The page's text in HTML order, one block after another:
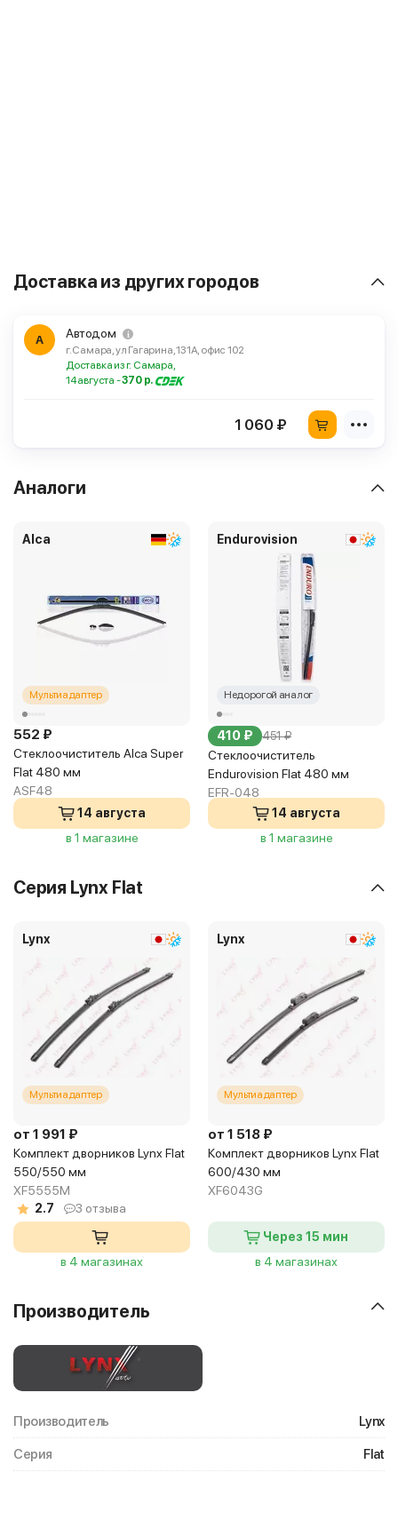
Доставка из других городов
А Автодом
г. Самара, ул Гагарина, 131А, офис 102
Доставка из г. Самара,
14 августа -370 р.
1 060 ₽
Аналоги
Alca
Мультиадаптер
552 ₽
Стеклоочиститель Alca Super
Flat 480 мм
ASF48
14 августа
в 1 магазине
Endurovision
Недорогой аналог
410 ₽ 451 ₽
Стеклоочиститель
Endurovision Flat 480 мм
EFR-048
14 августа
в 1 магазине
Серия Lynx Flat
Lynx
Мультиадаптер
от 1 991 ₽
Комплект дворников Lynx Flat
550/550 мм
XF5555M
2.7
3 отзыва
в 4 магазинах
Lynx
Мультиадаптер
от 1 518 ₽
Комплект дворников Lynx Flat
600/430 мм
XF6043G
Через 15 мин
в 4 магазинах
Производитель
Производитель Lynx
Серия Flat